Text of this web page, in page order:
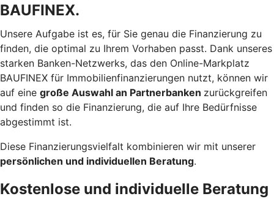
BAUFINEX.
Unsere Aufgabe ist es, für Sie genau die Finanzierung zu
finden, die optimal zu Ihrem Vorhaben passt. Dank unseres
starken Banken-Netzwerks, das den Online-Markplatz
BAUFINEX für Immobilienfinanzierungen nutzt, können wir
auf eine große Auswahl an Partnerbanken zurückgreifen
und finden so die Finanzierung, die auf Ihre Bedürfnisse
abgestimmt ist.
Diese Finanzierungsvielfalt kombinieren wir mit unserer
persönlichen und individuellen Beratung.
Kostenlose und individuelle Beratung